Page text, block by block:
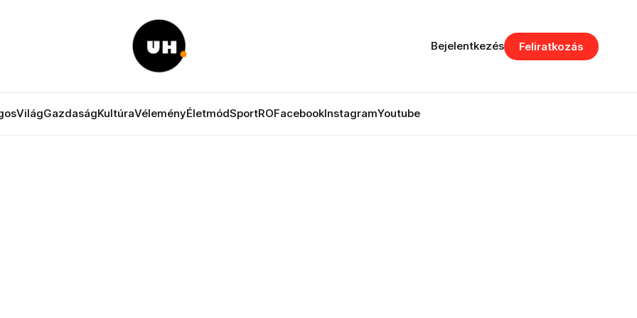
VilágGazdaságKultúraVéleményÉletmódSportROFacebookInstagramYoutube
Bejelentkezés Feliratkozás